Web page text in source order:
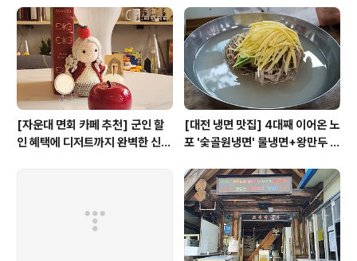
천체관, 미래기술관, 생물탐구관, 창의나래관, 꿈아띠체험
관 등 다양한 전시관이 있다. 제대로 둘러보려면 하루가 걸
릴 정도로 규모가 방대하다. 생각지 못했던 신기하고 진귀
한 전시물을 ..
[자운대 면회 카페 추천] 군인 할
인 혜택에 디저트까지 완벽한 신성
[대전 냉면 맛집] 4대째 이어온 노
포 '숯골원냉면' 물냉면+왕만두 조